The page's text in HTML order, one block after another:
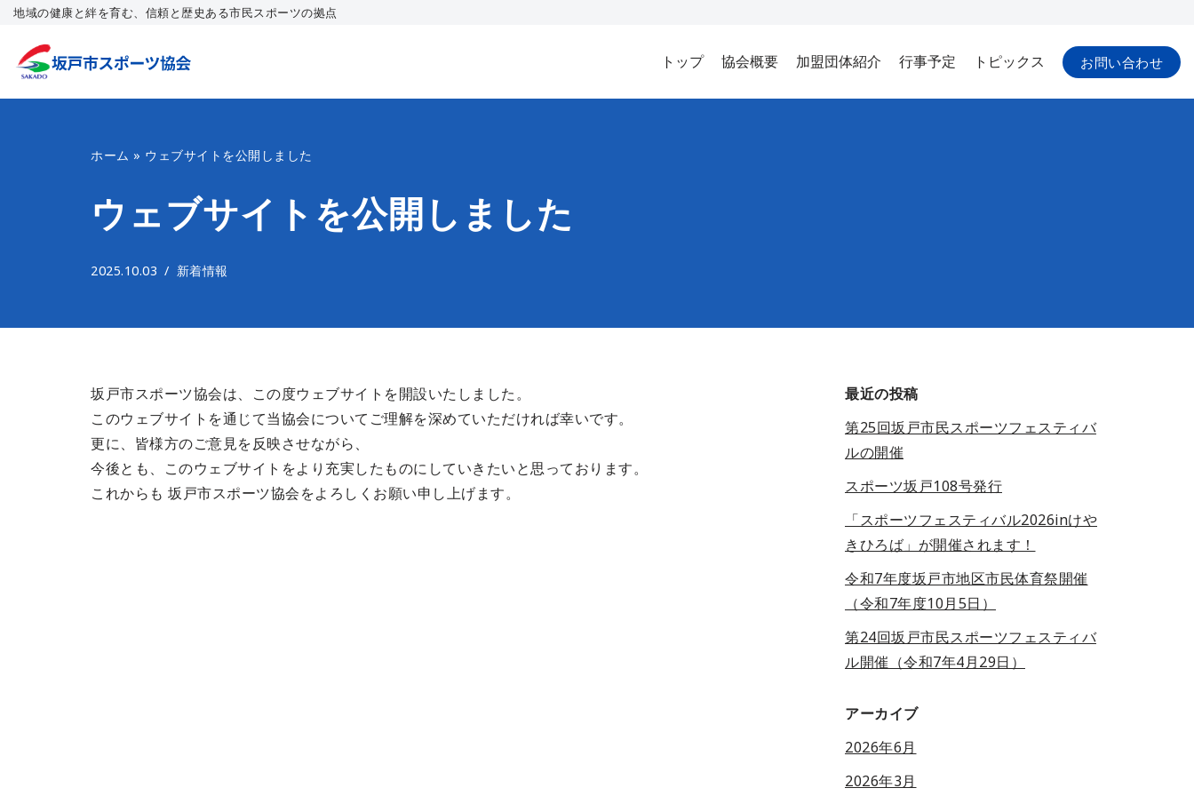
コ
ン
テ
地域の健康と絆を育む、信頼と歴史ある市民スポーツの拠点
トップ 協会概要 加盟団体紹介 行事予定 トピックス お問い合わせ
ホーム » ウェブサイトを公開しました
ウェブサイトを公開しました
2025.10.03 新着情報
坂戸市スポーツ協会は、この度ウェブサイトを開設いたしました。
このウェブサイトを通じて当協会についてご理解を深めていただければ幸いです。
更に、皆様方のご意見を反映させながら、
今後とも、このウェブサイトをより充実したものにしていきたいと思っております。
これからも 坂戸市スポーツ協会をよろしくお願い申し上げます。
最近の投稿
第25回坂戸市民スポーツフェスティバ
ルの開催
スポーツ坂戸108号発行
「スポーツフェスティバル2026inけや
きひろば」が開催されます！
令和7年度坂戸市地区市民体育祭開催
（令和7年度10月5日）
第24回坂戸市民スポーツフェスティバ
ル開催（令和7年4月29日）
アーカイブ
2026年6月
2026年3月